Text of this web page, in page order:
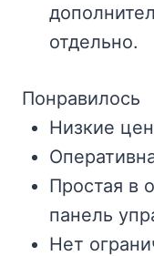
отдельно.
Понравилось
Низкие
Простая в
панель
Нет